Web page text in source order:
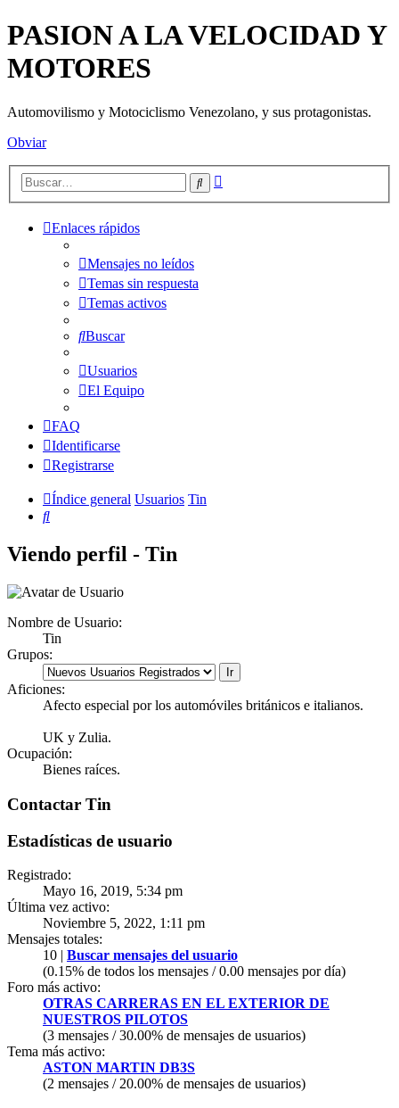
PASION A LA VELOCIDAD Y
MOTORES
Automovilismo y Motociclismo Venezolano, y sus protagonistas.
Obviar
Buscar
Enlaces rápidos
Mensajes no leídos
Temas sin respuesta
Temas activos
Buscar
Usuarios
El Equipo
FAQ
Identificarse
Registrarse
Índice general Usuarios Tin
Buscar
Viendo perfil - Tin
Nombre de Usuario:
Tin
Grupos:
Aficiones:
Afecto especial por los automóviles británicos e italianos.
UK y Zulia.
Ocupación:
Bienes raíces.
Contactar Tin
Estadísticas de usuario
Registrado:
Mayo 16, 2019, 5:34 pm
Última vez activo:
Noviembre 5, 2022, 1:11 pm
Mensajes totales:
10 | Buscar mensajes del usuario
(0.15% de todos los mensajes / 0.00 mensajes por día)
Foro más activo:
OTRAS CARRERAS EN EL EXTERIOR DE
NUESTROS PILOTOS
(3 mensajes / 30.00% de mensajes de usuarios)
Tema más activo:
ASTON MARTIN DB3S
(2 mensajes / 20.00% de mensajes de usuarios)